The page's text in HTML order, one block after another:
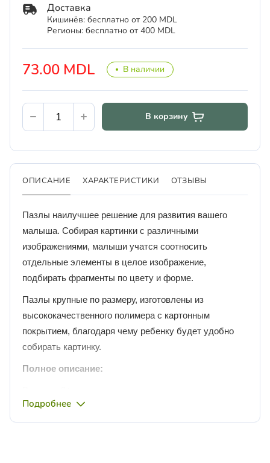
73.00 MDL В наличии
Доставка
Кишинёв: бесплатно от 200 MDL
Регионы: бесплатно от 400 MDL
В корзину
ОПИСАНИЕ ХАРАКТЕРИСТИКИ ОТЗЫВЫ
Пазлы наилучшее решение для развития вашего
малыша. Собирая картинки с различными
изображениями, малыши учатся соотносить
отдельные элементы в целое изображение,
подбирать фрагменты по цвету и форме.
Пазлы крупные по размеру, изготовлены из
высококачественного полимера с картонным
покрытием, благодаря чему ребенку будет удобно
собирать картинку.
Полное описание:
Произведено: Украина
Подробнее